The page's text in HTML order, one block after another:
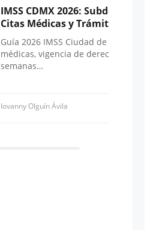
IMSS CDMX 2026: Subdelegaciones,
Citas Médicas y Trámites Digitales
Guía 2026 IMSS Ciudad de México: citas
médicas, vigencia de derechos,
semanas…
Iovanny Olguín Ávila